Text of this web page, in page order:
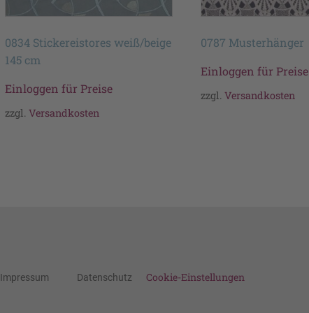
0834 Stickereistores weiß/beige
145 cm
Einloggen für Preise
zzgl. Versandkosten
0787 Musterhänger
Einloggen für Preise
zzgl. Versandkosten
Impressum Datenschutz Cookie-Einstellungen